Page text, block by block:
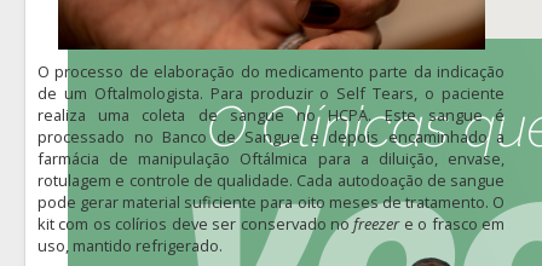
O processo de elaboração do medicamento parte da indicação
de um Oftalmologista. Para produzir o Self Tears, o paciente
realiza uma coleta de sangue no HCPA. Este sangue é
processado no Banco de Sangue e depois encaminhado a
farmácia de manipulação Oftálmica para a diluição, envase,
rotulagem e controle de qualidade. Cada autodoação de sangue
pode gerar material suficiente para oito meses de tratamento. O
kit com os colírios deve ser conservado nofreezere o frasco em
uso, mantido refrigerado.